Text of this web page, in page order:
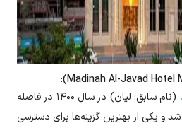
(نام سابق: لیان) در سال ۱۴۰۰ در فاصله
شد و یکی از بهترین گزینه‌ها برای دسترسی